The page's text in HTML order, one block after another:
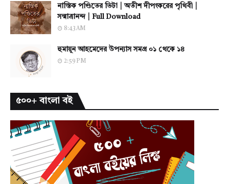
নাস্তিক পণ্ডিতের ভিটা | অতীশ দীপংকরের পৃথিবী |
সন্মাত্রানন্দ | Full Download
8:43 AM
হুমায়ূন আহমেদের উপন্যাস সমগ্র ০১ থেকে ১৪
2:59 PM
৫০০+ বাংলা বই